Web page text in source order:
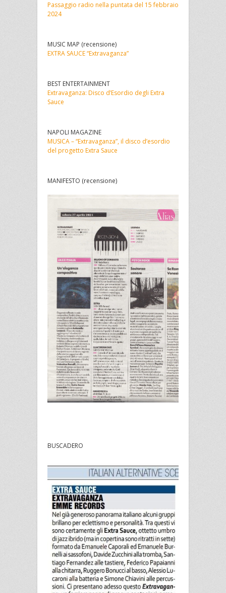
Passaggio radio nella puntata del 15 febbraio
2024
MUSIC MAP (recensione)
EXTRA SAUCE “Extravaganza”
BEST ENTERTAINMENT
Extravaganza: Disco d’Esordio degli Extra
Sauce
NAPOLI MAGAZINE
MUSICA – “Extravaganza”, il disco d’esordio
del progetto Extra Sauce
MANIFESTO (recensione)
BUSCADERO